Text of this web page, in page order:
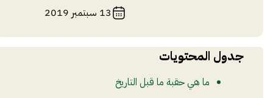
13 سبتمبر 2019
جدول المحتويات
ما هي حقبة ما قبل التاريخ